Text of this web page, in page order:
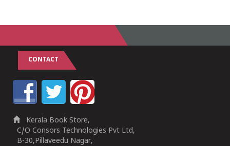
CONTACT
Kerala Book Store,
C/O Consors Technologies Pvt Ltd,
B-30,Pillaveedu Nagar,